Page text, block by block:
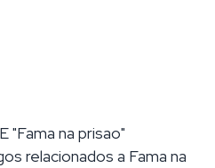
"Fama na prisao"
relacionados a Fama na